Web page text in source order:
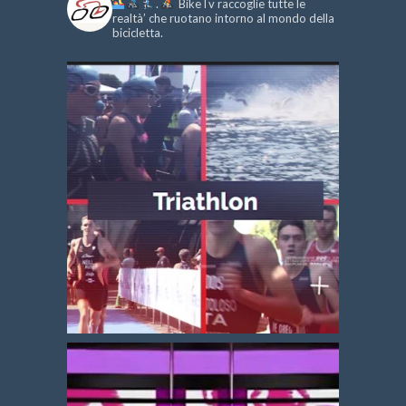
.
BikeTv raccoglie tutte le
realtà’ che ruotano intorno al mondo della
bicicletta.